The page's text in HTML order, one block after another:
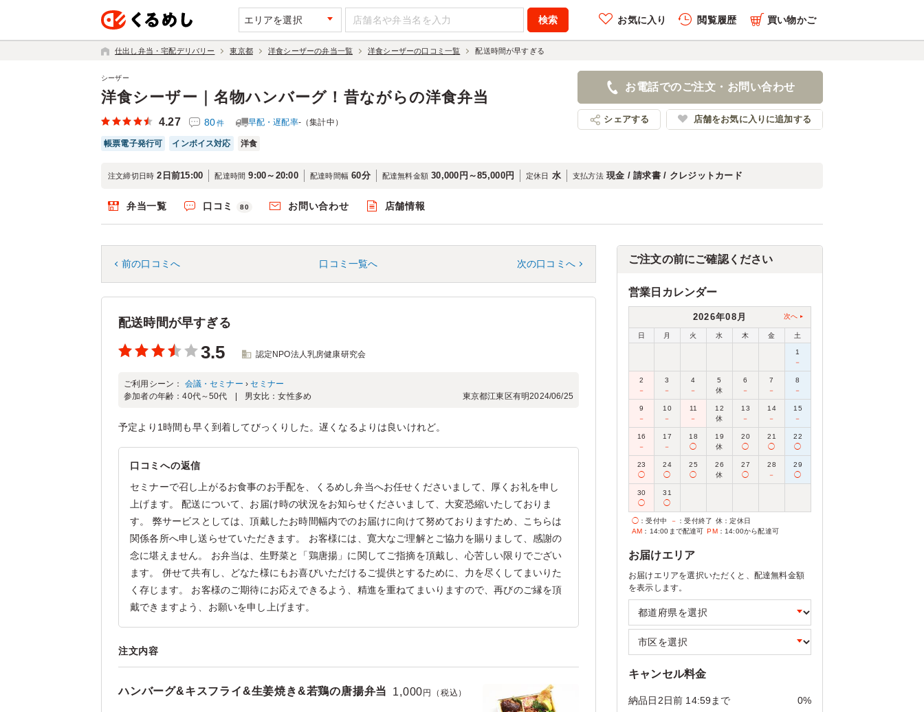
エリアを選択 お気に入り 閲覧履歴 買い物かご
仕出し弁当・宅配デリバリー 東京都 洋食シーザーの弁当一覧 洋食シーザーの口コミ一覧 配送時間が早すぎる
洋食シーザー｜名物ハンバーグ！昔ながらの洋食弁当
シーザー
4.27 80件 早配・遅配率-（集計中）
帳票電子発行可 インボイス対応 洋食
お電話でのご注文・お問い合わせ
シェアする 店舗をお気に入りに追加する
注文締切日時 2日前15:00 配達時間 9:00～20:00 配達時間幅 60分 配達無料金額 30,000円～85,000円 定休日 水 支払方法 現金 / 請求書 / クレジットカード
弁当一覧 口コミ 80 お問い合わせ 店舗情報
前の口コミへ 口コミ一覧へ 次の口コミへ
配送時間が早すぎる
3.5 認定NPO法人乳房健康研究会
ご利用シーン： 会議・セミナー ›セミナー
参加者の年齢：40代～50代 男女比：女性多め 東京都江東区有明2024/06/25
予定より1時間も早く到着してびっくりした。遅くなるよりは良いけれど。
口コミへの返信
セミナーで召し上がるお食事のお手配を、くるめし弁当へお任せくださいまして、厚くお礼を申し
上げます。 配送について、お届け時の状況をお知らせくださいまして、大変恐縮いたしておりま
す。 弊サービスとしては、頂戴したお時間幅内でのお届けに向けて努めておりますため、こちらは
関係各所へ申し送らせていただきます。 お客様には、寛大なご理解とご協力を賜りまして、感謝の
念に堪えません。 お弁当は、生野菜と「鶏唐揚」に関してご指摘を頂戴し、心苦しい限りでござい
ます。 併せて共有し、どなた様にもお喜びいただけるご提供とするために、力を尽くしてまいりた
く存じます。 お客様のご期待にお応えできるよう、精進を重ねてまいりますので、再びのご縁を頂
戴できますよう、お願いを申し上げます。
注文内容
ハンバーグ&キスフライ&生姜焼き&若鶏の唐揚弁当 1,000 円（税込）
ご注文の前にご確認ください
営業日カレンダー
2026年08月 次へ
日 月 火 水 木 金 土
1
－
2
－
3
－
4
－
5
休
6
－
7
－
8
－
9
－
10
－
11
－
12
休
13
－
14
－
15
－
16
－
17
－
18
◯
19
休
20
◯
21
◯
22
◯
23
◯
24
◯
25
◯
26
休
27
◯
28
－
29
◯
30
◯
31
◯
◯ ：受付中 － ：受付終了 休 ：定休日
AM ：14:00まで配達可 PM：14:00から配達可
お届けエリア
お届けエリアを選択いただくと、配達無料金額
を表示します。
キャンセル料金
納品日2日前 14:59まで 0%